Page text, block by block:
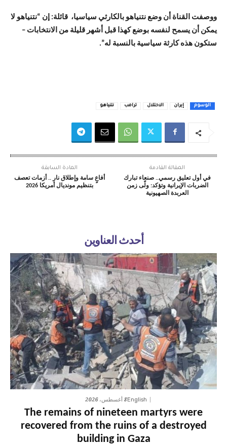
ووصفت القناة أن وضع نتنياهو بالكارثي سياسيا، قائلة: إن “نتنياهو لا
يمكن أن يسمح لنفسه بوضع كهذا قبل أشهر قليلة من الانتخابات –
ستكون هذه كارثة سياسية بالنسبة له”.
الوسوم إيران الاحتلال ترامب نتنياهو
المادة السابقة
​أفاعٍ سامة وإطلاق نار .. أزمات تعصف
بتنظيم مونديال أمريكا 2026
المقالة القادمة
في أول تعليق رسمي.. صنعاء تبارك
الضربات الإيرانية وتؤكد: ولّى زمن
العربدة الصهيونية
أحدث العناوين
English8 أغسطس، 2026
The remains of nineteen martyrs were
recovered from the ruins of a destroyed
building in Gaza